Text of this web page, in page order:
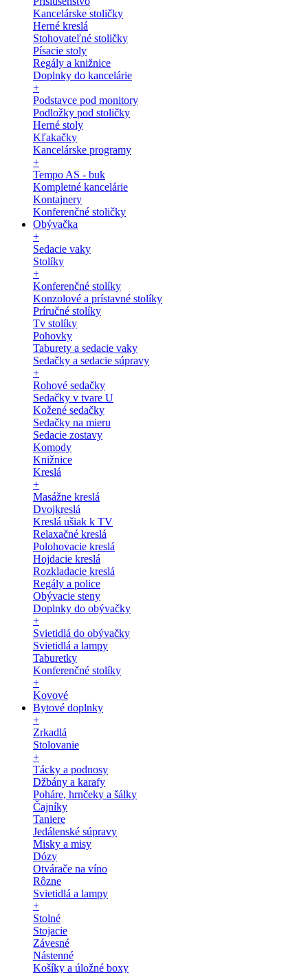
Kancelárske stoličky
Herné kreslá
Stohovateľné stoličky
Písacie stoly
Regály a knižnice
Doplnky do kancelárie
+
Podstavce pod monitory
Podložky pod stoličky
Herné stoly
Kľakačky
Kancelárske programy
+
Tempo AS - buk
Kompletné kancelárie
Kontajnery
Konferenčné stoličky
Obývačka
+
Sedacie vaky
Stolíky
+
Konferenčné stolíky
Konzolové a prístavné stolíky
Príručné stolíky
Tv stolíky
Pohovky
Taburety a sedacie vaky
Sedačky a sedacie súpravy
+
Rohové sedačky
Sedačky v tvare U
Kožené sedačky
Sedačky na mieru
Sedacie zostavy
Komody
Knižnice
Kreslá
+
Masážne kreslá
Dvojkreslá
Kreslá ušiak k TV
Relaxačné kreslá
Polohovacie kreslá
Hojdacie kreslá
Rozkladacie kreslá
Regály a police
Obývacie steny
Doplnky do obývačky
+
Svietidlá do obývačky
Svietidlá a lampy
Taburetky
Konferenčné stolíky
+
Kovové
Bytové doplnky
+
Zrkadlá
Stolovanie
+
Tácky a podnosy
Džbány a karafy
Poháre, hrnčeky a šálky
Čajníky
Taniere
Jedálenské súpravy
Misky a misy
Dózy
Otvárače na víno
Rôzne
Svietidlá a lampy
+
Stolné
Stojacie
Závesné
Nástenné
Košíky a úložné boxy